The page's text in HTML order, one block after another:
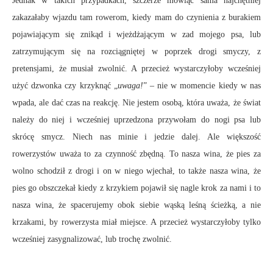
zakazałaby wjazdu tam rowerom, kiedy mam do czynienia z burakiem
pojawiającym się znikąd i wjeżdżającym w zad mojego psa, lub
zatrzymującym się na rozciągniętej w poprzek drogi smyczy, z
pretensjami, że musiał zwolnić. A przecież wystarczyłoby wcześniej
użyć dzwonka czy krzyknąć „uwaga!” – nie w momencie kiedy w nas
wpada, ale dać czas na reakcję. Nie jestem osobą, która uważa, że świat
należy do niej i wcześniej uprzedzona przywołam do nogi psa lub
skrócę smycz. Niech nas minie i jedzie dalej. Ale większość
rowerzystów uważa to za czynność zbędną. To nasza wina, że pies za
wolno schodził z drogi i on w niego wjechał, to także nasza wina, że
pies go obszczekał kiedy z krzykiem pojawił się nagle krok za nami i to
nasza wina, że spacerujemy obok siebie wąską leśną ścieżką, a nie
krzakami, by rowerzysta miał miejsce. A przecież wystarczyłoby tylko
wcześniej zasygnalizować, lub trochę zwolnić.